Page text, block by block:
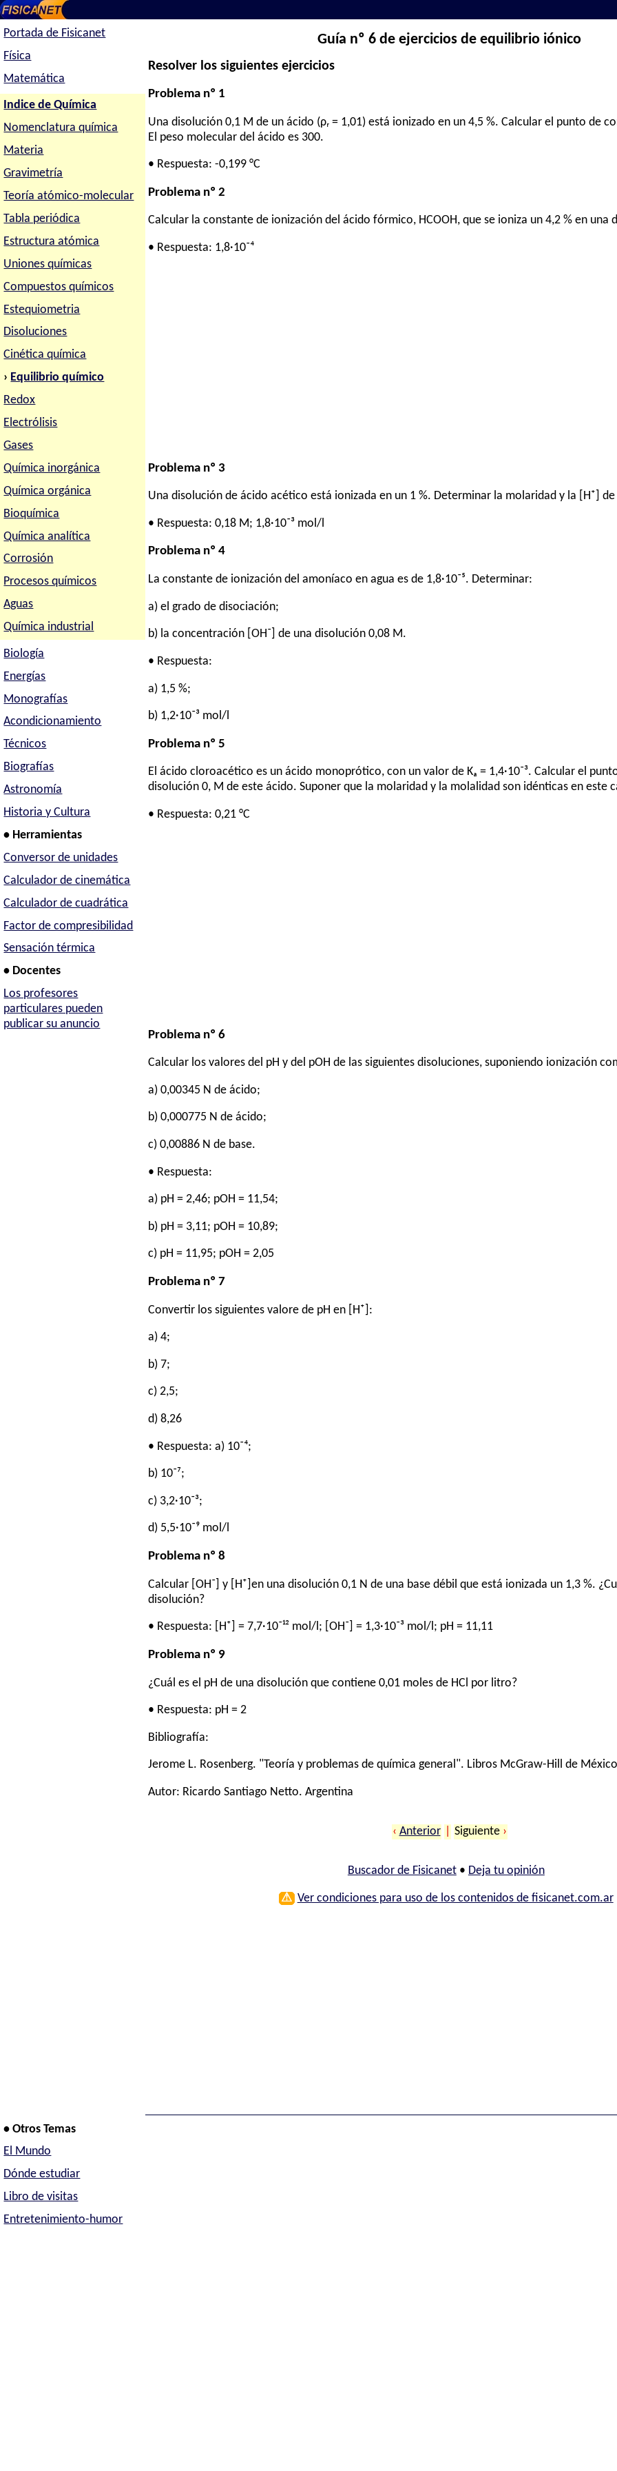
Portada de Fisicanet
Física
Matemática
Indice de Química
Nomenclatura química
Materia
Gravimetría
Teoría atómico-molecular
Tabla periódica
Estructura atómica
Uniones químicas
Compuestos químicos
Estequiometria
Disoluciones
Cinética química
› Equilibrio químico
Redox
Electrólisis
Gases
Química inorgánica
Química orgánica
Bioquímica
Química analítica
Corrosión
Procesos químicos
Aguas
Química industrial
Biología
Energías
Monografías
Acondicionamiento
Técnicos
Biografías
Astronomía
Historia y Cultura
• Herramientas
Conversor de unidades
Calculador de cinemática
Calculador de cuadrática
Factor de compresibilidad
Sensación térmica
• Docentes
Los profesores
particulares pueden
publicar su anuncio
Guía nº 6 de ejercicios de equilibrio iónico
Resolver los siguientes ejercicios
Problema nº 1
Una disolución 0,1 M de un ácido (ρᵣ = 1,01) está ionizado en un 4,5 %. Calcular el punto de
El peso molecular del ácido es 300.
• Respuesta: -0,199 °C
Problema nº 2
Calcular la constante de ionización del ácido fórmico, HCOOH, que se ioniza un 4,2 % en una
• Respuesta: 1,8·10⁻⁴
Problema nº 3
Una disolución de ácido acético está ionizada en un 1 %. Determinar la molaridad y la [H⁺] de
• Respuesta: 0,18 M; 1,8·10⁻³ mol/l
Problema nº 4
La constante de ionización del amoníaco en agua es de 1,8·10⁻⁵. Determinar:
a) el grado de disociación;
b) la concentración [OH⁻] de una disolución 0,08 M.
• Respuesta:
a) 1,5 %;
b) 1,2·10⁻³ mol/l
Problema nº 5
El ácido cloroacético es un ácido monoprótico, con un valor de Kₐ = 1,4·10⁻³. Calcular el
disolución 0, M de este ácido. Suponer que la molaridad y la molalidad son idénticas en este
• Respuesta: 0,21 °C
Problema nº 6
Calcular los valores del pH y del pOH de las siguientes disoluciones, suponiendo ionización
a) 0,00345 N de ácido;
b) 0,000775 N de ácido;
c) 0,00886 N de base.
• Respuesta:
a) pH = 2,46; pOH = 11,54;
b) pH = 3,11; pOH = 10,89;
c) pH = 11,95; pOH = 2,05
Problema nº 7
Convertir los siguientes valore de pH en [H⁺]:
a) 4;
b) 7;
c) 2,5;
d) 8,26
• Respuesta: a) 10⁻⁴;
b) 10⁻⁷;
c) 3,2·10⁻³;
d) 5,5·10⁻⁹ mol/l
Problema nº 8
Calcular [OH⁻] y [H⁺]en una disolución 0,1 N de una base débil que está ionizada un 1,3 %.
disolución?
• Respuesta: [H⁺] = 7,7·10⁻¹² mol/l; [OH⁻] = 1,3·10⁻³ mol/l; pH = 11,11
Problema nº 9
¿Cuál es el pH de una disolución que contiene 0,01 moles de HCl por litro?
• Respuesta: pH = 2
Bibliografía:
Jerome L. Rosenberg. "Teoría y problemas de química general". Libros McGraw-Hill de
Autor: Ricardo Santiago Netto. Argentina
‹ Anterior Siguiente ›
Buscador de Fisicanet• Deja tu opinión
⚠ Ver condiciones para uso de los contenidos de fisicanet.com.ar
• Otros Temas
El Mundo
Dónde estudiar
Libro de visitas
Entretenimiento-humor